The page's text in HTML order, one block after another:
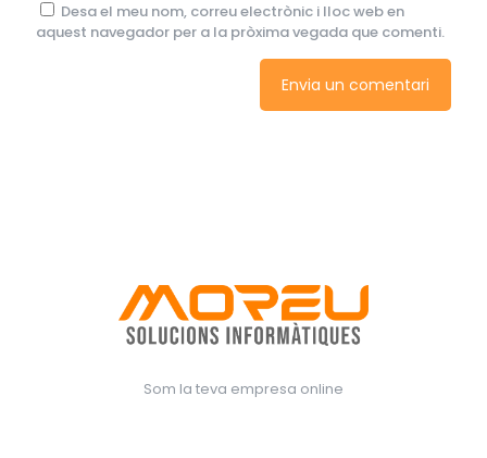
Desa el meu nom, correu electrònic i lloc web en
aquest navegador per a la pròxima vegada que comenti.
Som la teva empresa online